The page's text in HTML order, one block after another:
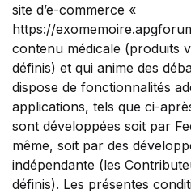
site d’e-commerce «
https://
contenu médicale (produits
définis) et qui anime des
dispose de fonctionnalités
applications, tels que ci-
sont développées soit par
même, soit par des
indépendante (les
définis). Les présentes